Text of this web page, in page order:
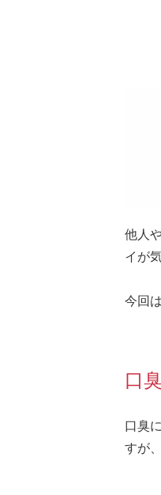
他人
イが
今回
口
口臭
すが